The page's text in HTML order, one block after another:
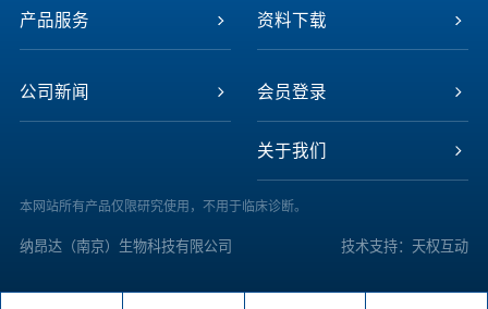
产品服务 资料下载
公司新闻 会员登录
关于我们
本网站所有产品仅限研究使用，不用于临床诊断。
纳昂达（南京）生物科技有限公司 技术支持：天权互动